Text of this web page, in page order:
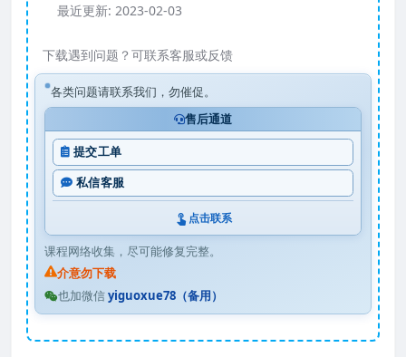
最近更新: 2023-02-03
下载遇到问题？可联系客服或反馈
各类问题请联系我们，勿催促。
售后通道
提交工单
私信客服
点击联系
课程网络收集，尽可能修复完整。
介意勿下载
也加微信yiguoxue78（备用）